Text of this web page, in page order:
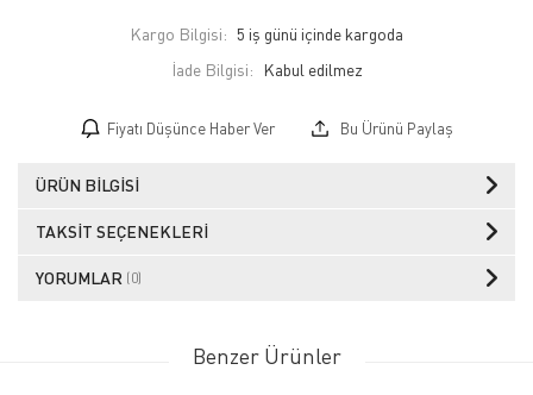
Kargo Bilgisi: 5 iş günü içinde kargoda
İade Bilgisi:
Fiyatı Düşünce Haber Ver Bu Ürünü Paylaş
ÜRÜN BILGISI
TAKSIT SEÇENEKLERI
YORUMLAR (0)
Benzer Ürünler